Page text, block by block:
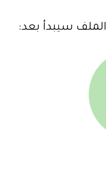
الملف سيبدأ بعد: